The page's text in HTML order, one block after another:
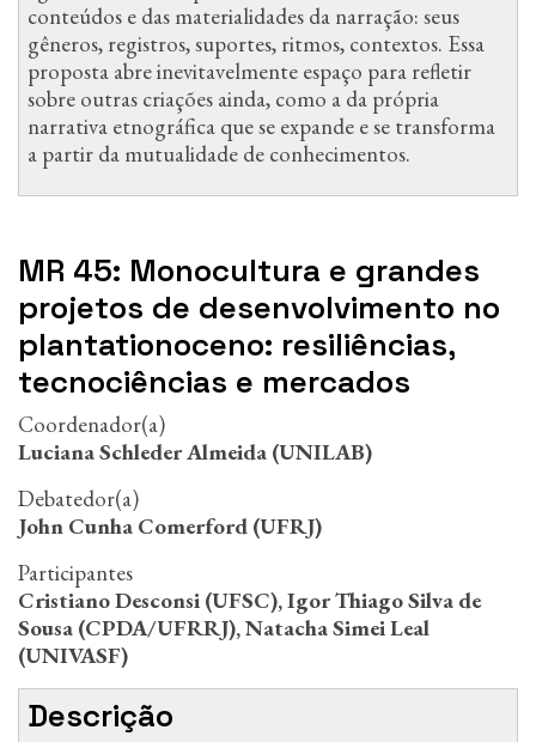
conteúdos e das materialidades da narração: seus
gêneros, registros, suportes, ritmos, contextos. Essa
proposta abre inevitavelmente espaço para refletir
sobre outras criações ainda, como a da própria
narrativa etnográfica que se expande e se transforma
a partir da mutualidade de conhecimentos.
MR 45: Monocultura e grandes
projetos de desenvolvimento no
plantationoceno: resiliências,
tecnociências e mercados
Coordenador(a)
Luciana Schleder Almeida (UNILAB)
Debatedor(a)
John Cunha Comerford (UFRJ)
Participantes
Cristiano Desconsi (UFSC), Igor Thiago Silva de
Sousa (CPDA/UFRRJ), Natacha Simei Leal
(UNIVASF)
Descrição